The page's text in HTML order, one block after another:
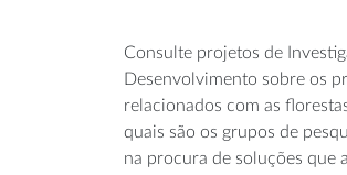
Consulte projetos de
Desenvolvimento sobre os
relacionados com as
quais são os grupos de
na procura de soluções que